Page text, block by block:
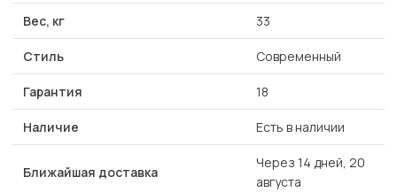
Вес, кг 33
Стиль Современный
Гарантия 18
Наличие Есть в наличии
Ближайшая доставка
Через 14 дней, 20
августа